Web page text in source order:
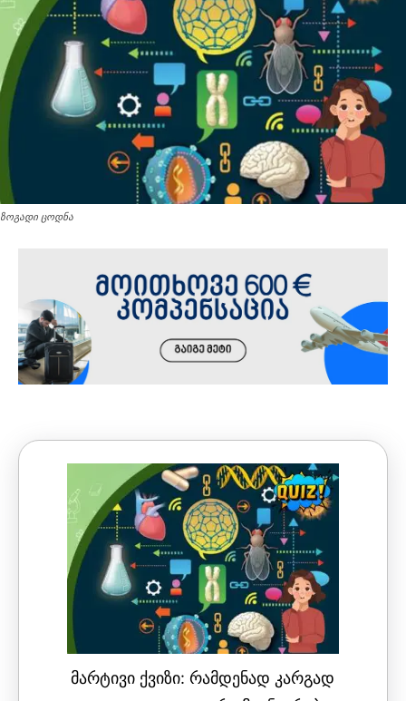
ზოგადი ცოდნა
ᲛᲐᲠᲢᲘᲕᲘ ᲥᲕᲘᲖᲘ: ᲠᲐᲛᲓᲔᲜᲐᲓ ᲙᲐᲠᲒᲐᲓ